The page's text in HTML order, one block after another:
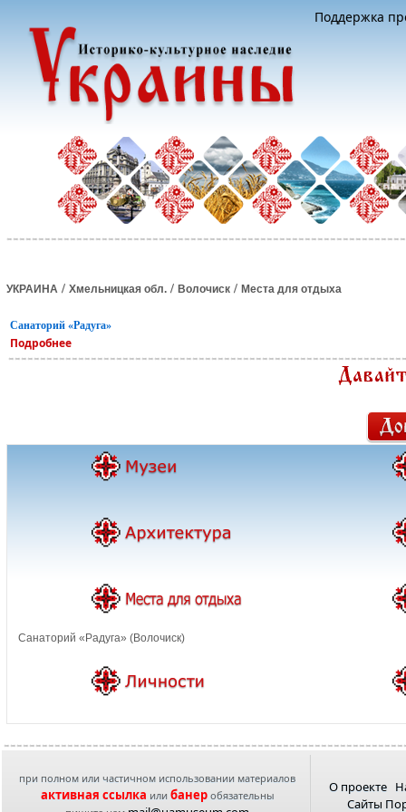
Поддержка
УКРАИНА / Хмельницкая обл. / Волочиск / Места для отдыха
Санаторий «Радуга»
Подробнее
Санаторий «Радуга» (Волочиск)
при полном или частичном использовании материалов
активная ссылка или банеробязательны
О проекте
Сайты